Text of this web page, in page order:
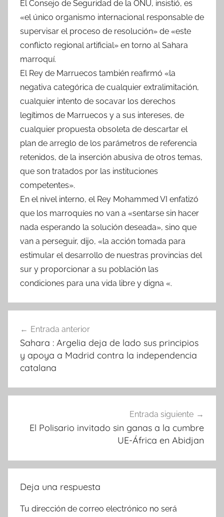
El Consejo de Seguridad de la ONU, insistió, es
«el único organismo internacional responsable de
supervisar el proceso de resolución» de «este
conflicto regional artificial» en torno al Sahara
marroquí.
El Rey de Marruecos también reafirmó «la
negativa categórica de cualquier extralimitación,
cualquier intento de socavar los derechos
legítimos de Marruecos y a sus intereses, de
cualquier propuesta obsoleta de descartar el
plan de arreglo de los parámetros de referencia
retenidos, de la inserción abusiva de otros temas,
que son tratados por las instituciones
competentes».
En el nivel interno, el Rey Mohammed VI enfatizó
que los marroquíes no van a «sentarse sin hacer
nada esperando la solución deseada», sino que
van a perseguir, dijo, «la acción tomada para
estimular el desarrollo de nuestras provincias del
sur y proporcionar a su población las
condiciones para una vida libre y digna «.
de
entradas
Entrada anterior
Sahara : Argelia deja de lado sus principios
y apoya a Madrid contra la independencia
catalana
Entrada siguiente
El Polisario invitado sin ganas a la cumbre
UE-África en Abidjan
Deja una respuesta
Tu dirección de correo electrónico no será